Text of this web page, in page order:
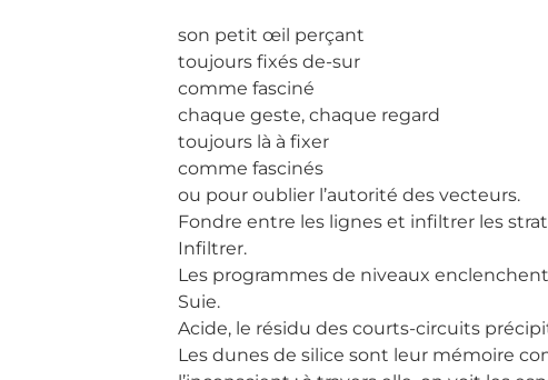
son petit œil perçant
toujours fixés de-sur
comme fasciné
chaque geste, chaque regard
toujours là à fixer
comme fascinés
ou pour oublier l’autorité des vecteurs.
Fondre entre les lignes et infiltrer les
Infiltrer.
Les programmes de niveaux
Suie.
Acide, le résidu des courts-circuits
Les dunes de silice sont leur mémoire